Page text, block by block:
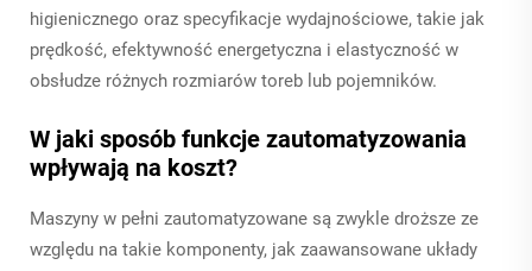
higienicznego oraz specyfikacje wydajnościowe, takie jak
prędkość, efektywność energetyczna i elastyczność w
obsłudze różnych rozmiarów toreb lub pojemników.
W jaki sposób funkcje zautomatyzowania
wpływają na koszt?
Maszyny w pełni zautomatyzowane są zwykle droższe ze
względu na takie komponenty, jak zaawansowane układy